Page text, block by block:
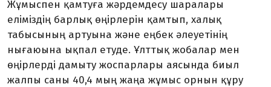
Жұмыспен қамтуға жәрдемдесу шаралары
еліміздің барлық өңірлерін қамтып, халық
табысының артуына және еңбек әлеуетінің
нығаюына ықпал етуде. Ұлттық жобалар мен
өңірлерді дамыту жоспарлары аясында биыл
жалпы саны 40,4 мың жаңа жұмыс орнын құру